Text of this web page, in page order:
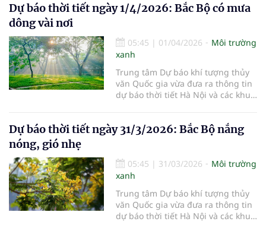
Dự báo thời tiết ngày 1/4/2026: Bắc Bộ có mưa
dông vài nơi
05:45 | 01/04/2026
Môi trường
xanh
Trung tâm Dự báo khí tượng thủy
văn Quốc gia vừa đưa ra thông tin
dự báo thời tiết Hà Nội và các khu
Dự báo thời tiết ngày 31/3/2026: Bắc Bộ nắng
nóng, gió nhẹ
05:45 | 31/03/2026
Môi trường
xanh
Trung tâm Dự báo khí tượng thủy
văn Quốc gia vừa đưa ra thông tin
dự báo thời tiết Hà Nội và các khu